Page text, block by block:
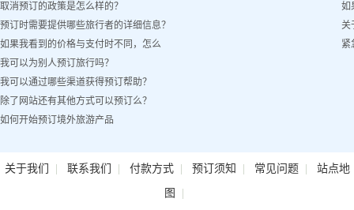
客姓名）怎么办？
取消预订的政策是怎么样的？
预订时需要提供哪些旅行者的详细信息？
如果我看到的价格与支付时不同，怎么
办？
我可以为别人预订旅行吗？
我可以通过哪些渠道获得预订帮助？
除了网站还有其他方式可以预订么？
如何开始预订境外旅游产品
如
关
紧
关于我们 | 联系我们 | 付款方式| 预订须知 | 常见问题| 站点地
图 |